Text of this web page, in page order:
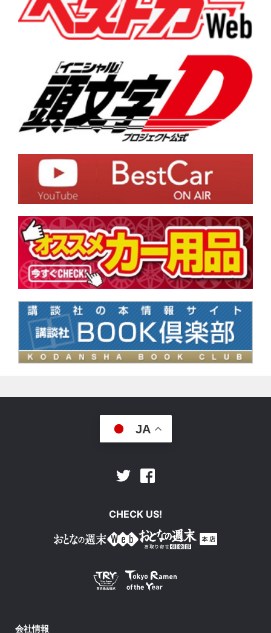
JA
Twitter
CHECK US!
会社情報